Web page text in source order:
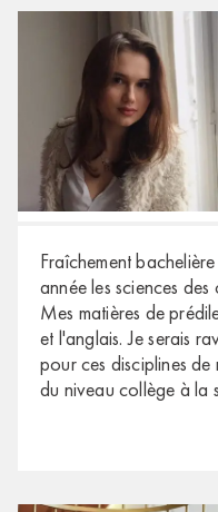
Fraîchement
année les sciences
Mes matières de
et l'anglais. Je serais
pour ces disciplines
du niveau collège à la